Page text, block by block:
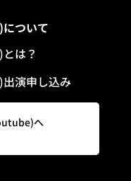
ついて
は？
演申し込み
へ